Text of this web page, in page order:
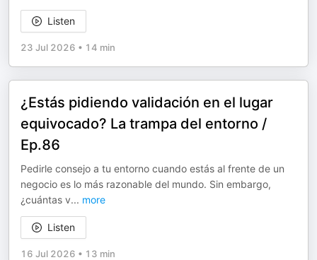
Listen
23 Jul 2026 • 14 min
¿Estás pidiendo validación en el lugar
equivocado? La trampa del entorno /
Ep.86
Pedirle consejo a tu entorno cuando estás al frente de un
negocio es lo más razonable del mundo. Sin embargo,
¿cuántas v... more
Listen
16 Jul 2026 • 13 min